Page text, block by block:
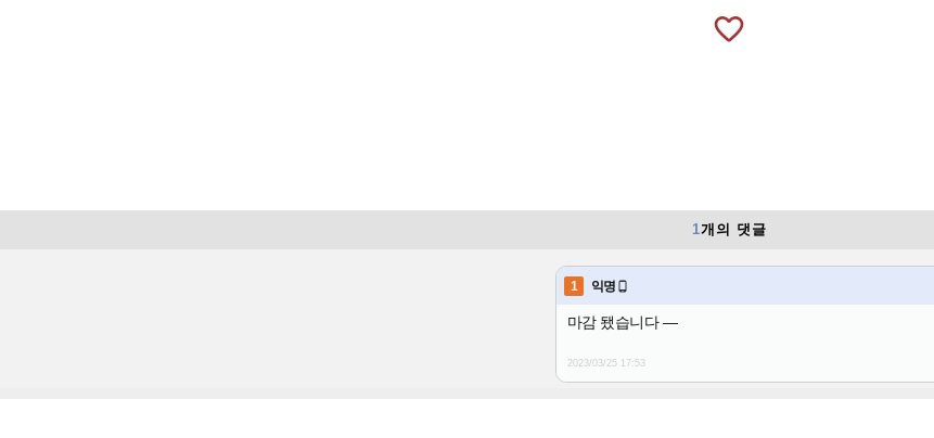
favorite_border
1개의 댓글
1 익명 
마감 됐습니다 —
2023/03/2517:53